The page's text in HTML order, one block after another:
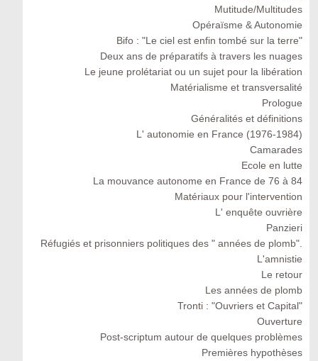
Mutitude/Multitudes
Opéraïsme & Autonomie
Bifo : "Le ciel est enfin tombé sur la terre"
Deux ans de préparatifs à travers les nuages
Le jeune prolétariat ou un sujet pour la libération
Matérialisme et transversalité
Prologue
Généralités et définitions
L' autonomie en France (1976-1984)
Camarades
Ecole en lutte
La mouvance autonome en France de 76 à 84
Matériaux pour l'intervention
L' enquête ouvrière
Panzieri
Réfugiés et prisonniers politiques des " années de plomb".
L'amnistie
Le retour
Les années de plomb
Tronti : "Ouvriers et Capital"
Ouverture
Post-scriptum autour de quelques problèmes
Premières hypothèses